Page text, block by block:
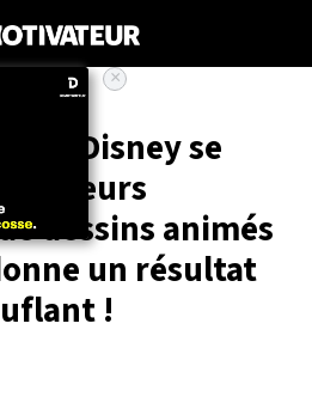
de Disney se
leurs
dessins animés
un résultat
!
×